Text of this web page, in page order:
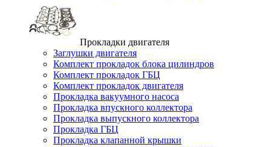
Прокладки двигателя
Заглушки двигателя
Комплект прокладок блока цилиндров
Комплект прокладок ГБЦ
Комплект прокладок двигателя
Прокладка вакуумного насоса
Прокладка впускного коллектора
Прокладка выпускного коллектора
Прокладка ГБЦ
Прокладка клапанной крышки